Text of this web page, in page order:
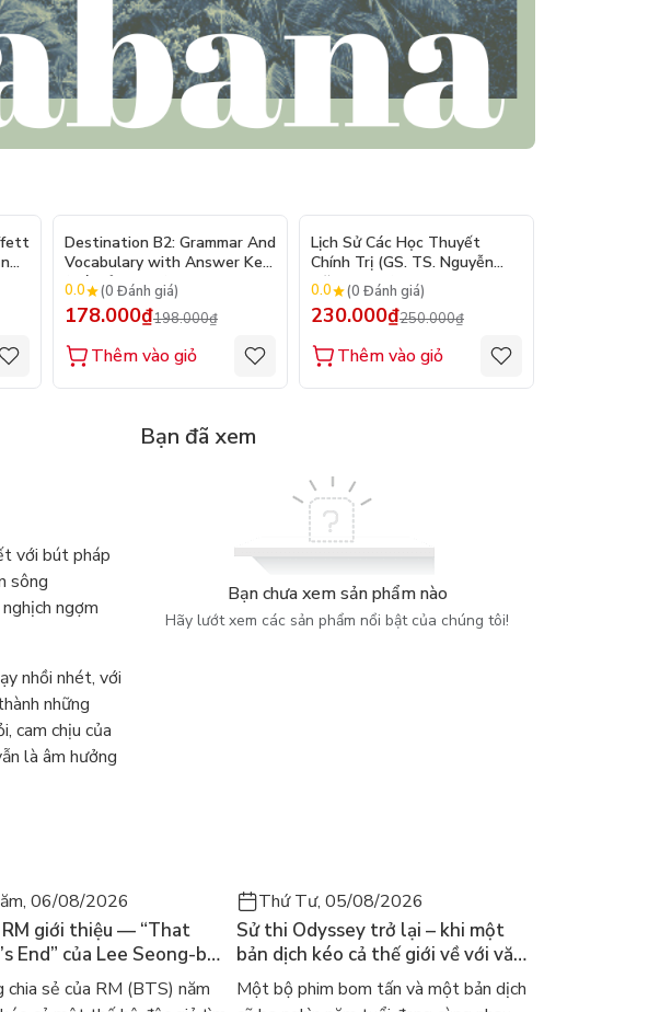
10% - 10%
Destination B2: Grammar And
Vocabulary with Answer Key
(Tái Bản 2025)
0.0 (0 Đánh giá)
178.000₫198.000₫
Thêm vào giỏ
Lịch Sử Các Học Thuyết
Chính Trị (GS. TS. Nguyễn
Đăng Dung)
0.0 (0 Đánh giá)
230.000₫250.000₫
Thêm vào giỏ
với bút pháp
sông
ngợm
nhồi nhét, với
những
cam chịu của
là âm hưởng
Bạn đã xem
Bạn chưa xem sản phẩm nào
Hãy lướt xem các sản phẩm nổi bật của chúng tôi!
06/08/2026
giới thiệu — “That
End” của Lee Seong-bok
tiếng Anh sau 4 năm
sẻ của RM (BTS) năm
Thứ Tư, 05/08/2026
Sử thi Odyssey trở lại – khi một
bản dịch kéo cả thế giới về với văn
học kinh điển
Một bộ phim bom tấn và một bản dịch